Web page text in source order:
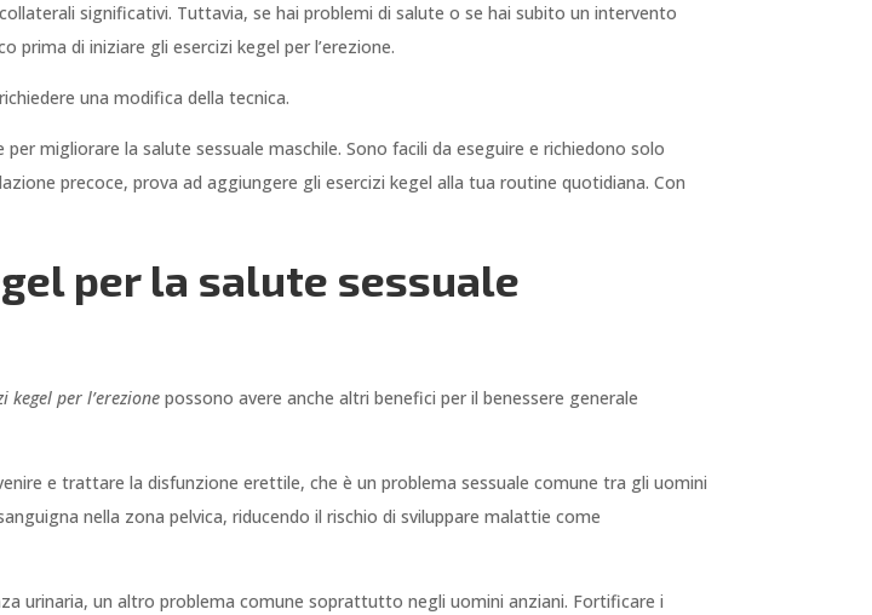
significativi. Tuttavia, se hai problemi di salute o se hai subito un intervento
di iniziare gli esercizi kegel per l’erezione.
una modifica della tecnica.
migliorare la salute sessuale maschile. Sono facili da eseguire e richiedono solo
precoce, prova ad aggiungere gli esercizi kegel alla tua routine quotidiana. Con
per la salute sessuale
kegel per l’erezione possono avere anche altri benefici per il benessere generale
e trattare la disfunzione erettile, che è un problema sessuale comune tra gli uomini
nella zona pelvica, riducendo il rischio di sviluppare malattie come
urinaria, un altro problema comune soprattutto negli uomini anziani. Fortificare i